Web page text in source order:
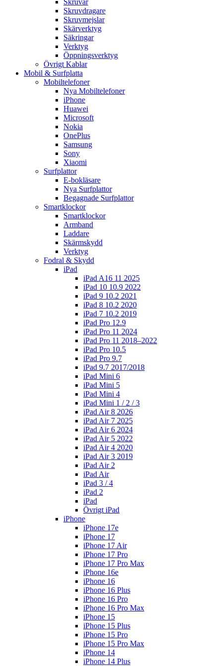
Skruvar
Skruvdragare
Skruvmejslar
Skärverktyg
Säkringar
Verktyg
Öppningsverktyg
Övrigt Kablar
Mobil & Surfplatta
Mobiltelefoner
Nya Mobiltelefoner
iPhone
Huawei
Microsoft
Nokia
OnePlus
Samsung
Sony
Xiaomi
Surfplattor
E-bokläsare
Nya Surfplattor
Begagnade Surfplattor
Smartklockor
Smartklockor
Armband
Laddare
Skärmskydd
Verktyg
Fodral & Skydd
iPad
iPad A16 11 2025
iPad 10 10.9 2022
iPad 9 10.2 2021
iPad 8 10.2 2020
iPad 7 10.2 2019
iPad Pro 12.9
iPad Pro 11 2024
iPad Pro 11 2018–2022
iPad Pro 10.5
iPad Pro 9.7
iPad 9.7 2017/2018
iPad Mini 6
iPad Mini 5
iPad Mini 4
iPad Mini 1 / 2 / 3
iPad Air 8 2026
iPad Air 7 2025
iPad Air 6 2024
iPad Air 5 2022
iPad Air 4 2020
iPad Air 3 2019
iPad Air 2
iPad Air
iPad 3 / 4
iPad 2
iPad
Övrigt iPad
iPhone
iPhone 17e
iPhone 17
iPhone 17 Air
iPhone 17 Pro
iPhone 17 Pro Max
iPhone 16e
iPhone 16
iPhone 16 Plus
iPhone 16 Pro
iPhone 16 Pro Max
iPhone 15
iPhone 15 Plus
iPhone 15 Pro
iPhone 15 Pro Max
iPhone 14
iPhone 14 Plus